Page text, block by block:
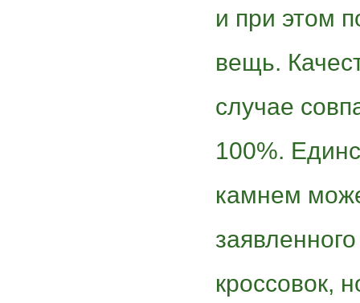
и при этом
вещь.
случае
100%.
камнем
кроссовок,